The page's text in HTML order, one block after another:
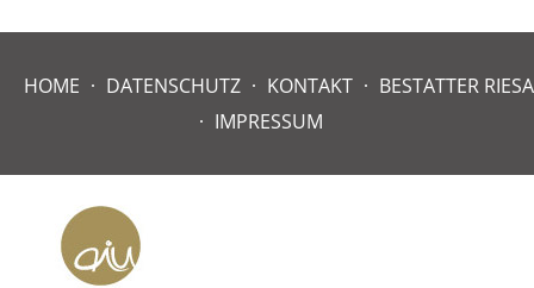
HOME DATENSCHUTZ KONTAKT
BESTATTER RIESA
IMPRESSUM